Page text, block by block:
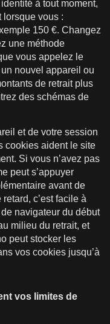
à tout moment,
lorsque vous :
150 €. Changez
une méthode
vous appelez le
nouvel appareil ou
de retrait plus
des schémas de
et de votre session
cookies aident le site
Si vous n’avez pas
peut s’appuyer
avant de
c’est facile à
navigateur du début
milieu du retrait, et
peut stocker les
vos cookies jusqu’à
vos limites de